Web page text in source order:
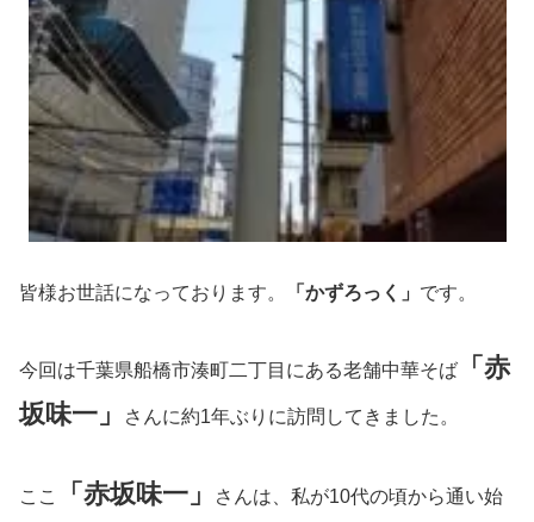
皆様お世話になっております。 「かずろっく」 です。
今回は千葉県船橋市湊町二丁目にある老舗中華そば
「赤
坂味一」
さんに約1年ぶりに訪問してきました。
ここ 「赤坂味一」
さんは、私が10代の頃から通い始